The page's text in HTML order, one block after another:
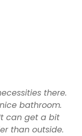
there.
bathroom.
can get a bit
than outside.